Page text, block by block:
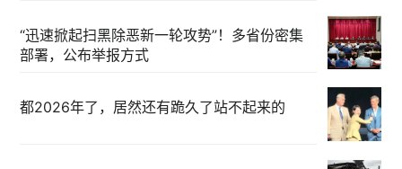
“迅速掀起扫黑除恶新一轮攻势”！多省份密集
部署，公布举报方式
都2026年了，居然还有跪久了站不起来的